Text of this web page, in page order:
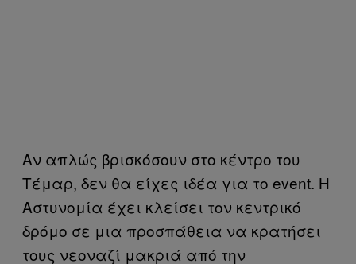
Αν απλώς βρισκόσουν στο κέντρο του
Τέμαρ, δεν θα είχες ιδέα για το event. Η
Αστυνομία έχει κλείσει τον κεντρικό
δρόμο σε μια προσπάθεια να κρατήσει
τους νεοναζί μακριά από την